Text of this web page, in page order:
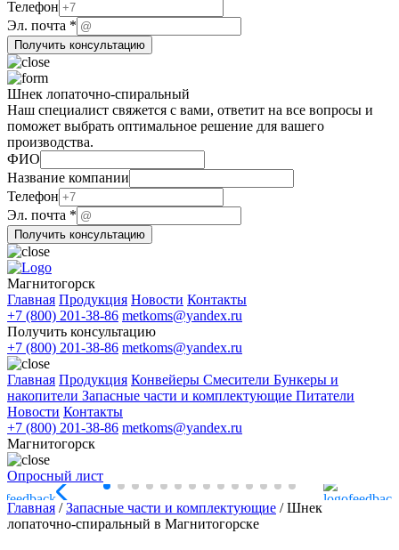
Телефон
Название
Телефон
компании
Эл. почта *
Получить консультацию
Шнек лопаточно-спиральный
Наш специалист свяжется с вами, ответит на все вопросы и
поможет выбрать оптимальное решение для вашего
производства.
ФИО
компании
Название
ФИО
Название компании
Телефон
Эл. почта *
Получить консультацию
Магнитогорск
Главная Продукция Новости Контакты
+7 (800) 201-38-86 metkoms@yandex.ru
Получить консультацию
+7 (800) 201-38-86 metkoms@yandex.ru
Главная Продукция Конвейеры Смесители Бункеры и
накопители Запасные части и комплектующие Питатели
Новости Контакты
+7 (800) 201-38-86 metkoms@yandex.ru
Магнитогорск
Опросный лист
Главная /Запасные части и комплектующие /Шнек
лопаточно-спиральный в Магнитогорске